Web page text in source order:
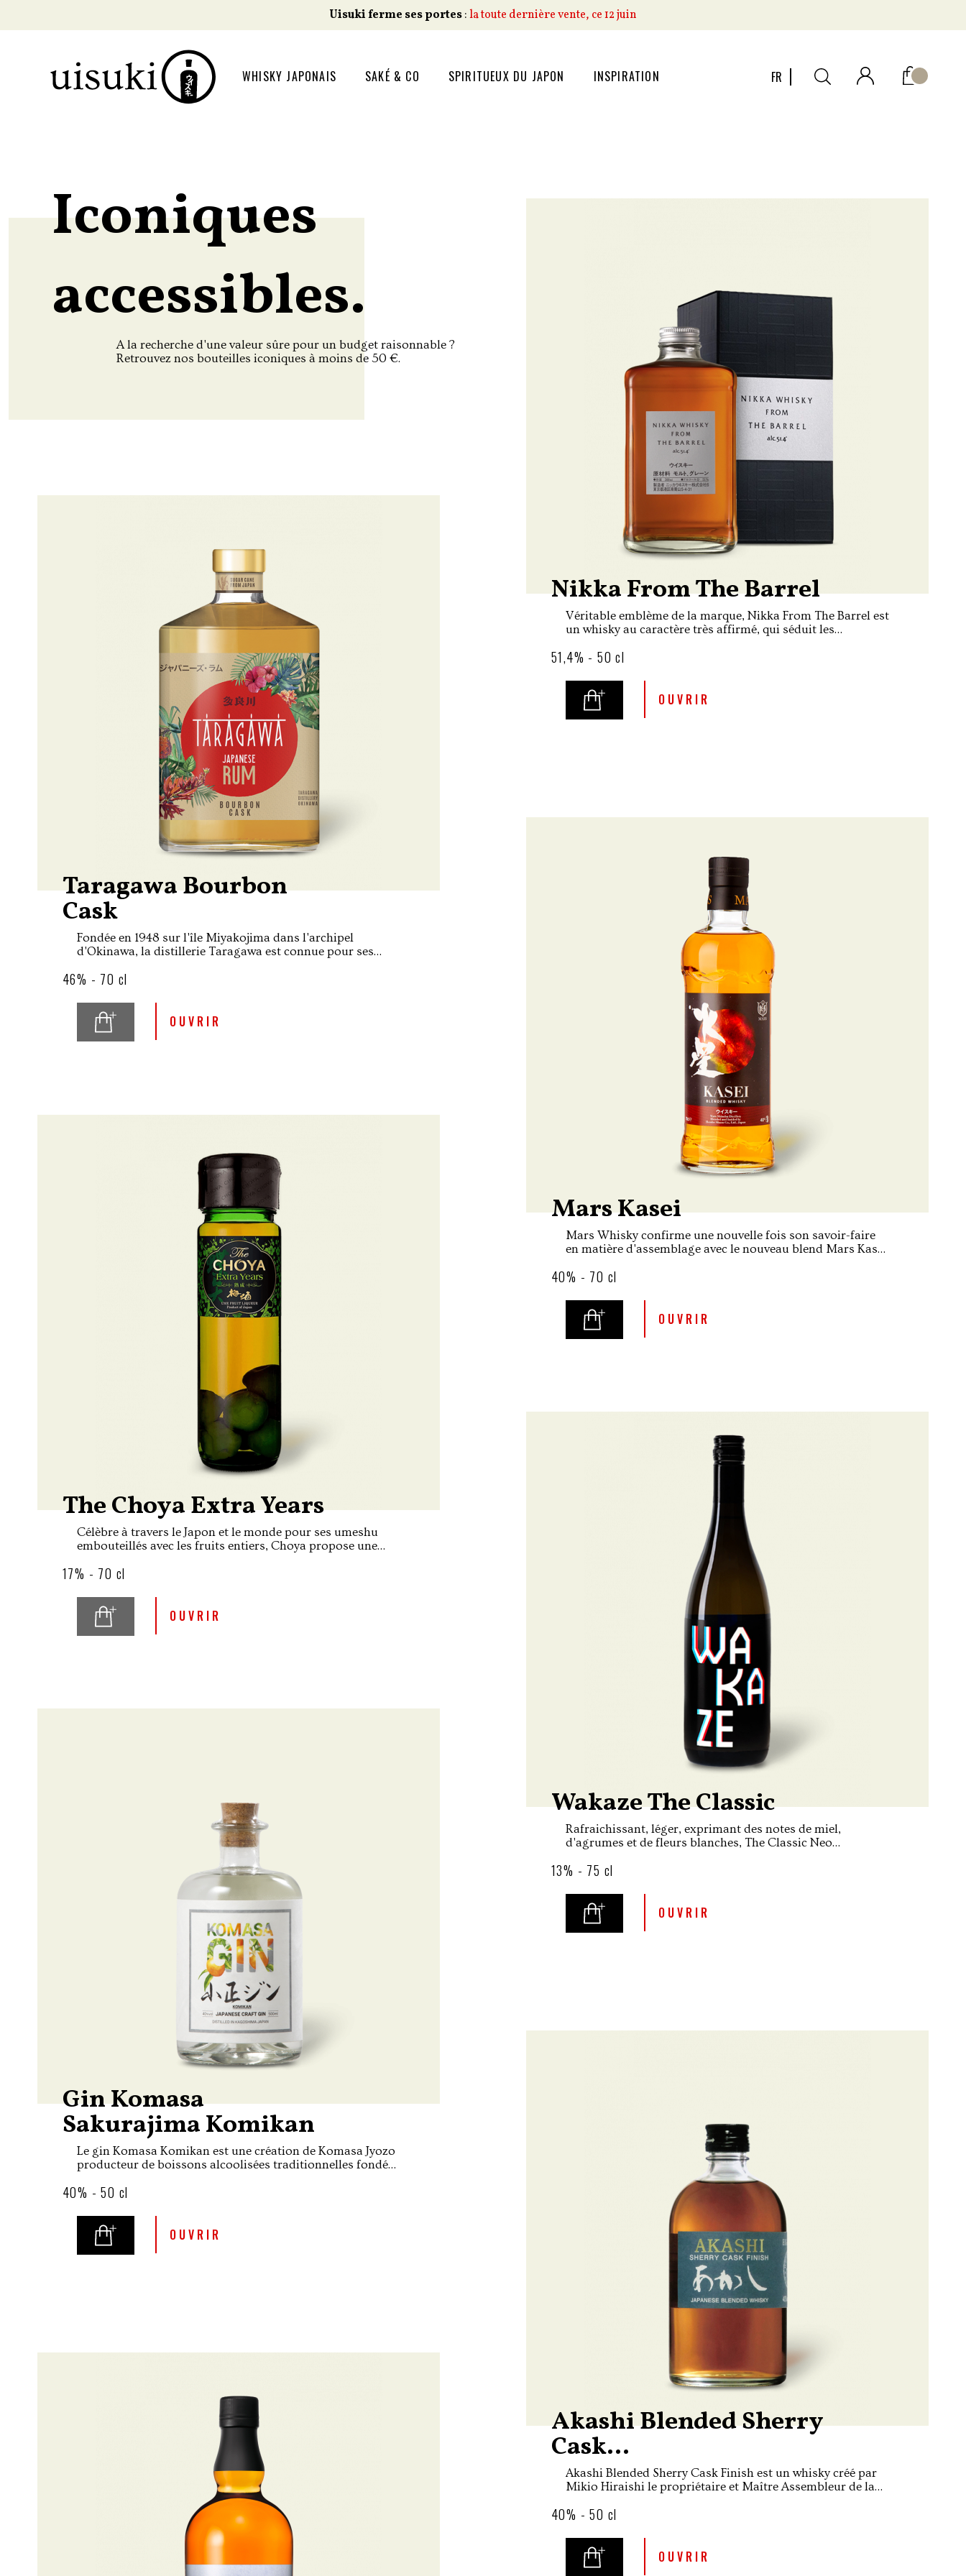
Uisuki ferme ses portes:la toute dernière vente, ce 12 juin
WHISKY JAPONAIS SAKÉ & CO SPIRITUEUX DU JAPON INSPIRATION FR
Iconiques
accessibles.
A la recherche d'une valeur sûre pour un budget raisonnable ?
Retrouvez nos bouteilles iconiques à moins de 50 €.
Nikka From The Barrel
Véritable emblème de la marque, Nikka From The Barrel est
un whisky au caractère très affirmé, qui séduit les
typiquement japonais que par le design iconique de sa
51,4% - 50 cl
OUVRIR
Taragawa Bourbon
Cask
Fondée en 1948 sur l'île Miyakojima dans l'archipel
d'Okinawa, la distillerie Taragawa est connue pour ses
riz distillé.
46% - 70 cl
OUVRIR
Mars Kasei
Mars Whisky confirme une nouvelle fois son savoir-faire
en matière d'assemblage avec le nouveau blend Mars Kasei.
Japon, située au cœur des Alpes Japonaises, ce whisky est
40% - 70 cl
OUVRIR
The Choya Extra Years
Célèbre à travers le Japon et le monde pour ses umeshu
embouteillés avec les fruits entiers, Choya propose une
précieuses prunes Nanko de la région de Wakayama.
17% - 70 cl
OUVRIR
Wakaze The Classic
Rafraichissant, léger, exprimant des notes de miel,
d'agrumes et de fleurs blanches, The Classic Neo
Wakaze installée en France.
13% - 75 cl
OUVRIR
Gin Komasa
Sakurajima Komikan
Le gin Komasa Komikan est une création de Komasa Jyozo
producteur de boissons alcoolisées traditionnelles fondée
40% - 50 cl
OUVRIR
Akashi Blended Sherry
Cask...
Akashi Blended Sherry Cask Finish est un whisky créé par
Mikio Hiraishi le propriétaire et Maître Assembleur de la
40% - 50 cl
OUVRIR